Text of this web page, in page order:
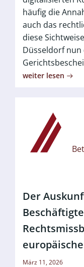
häufig die
auch das
diese
Düsseldorf
weiter lesen
Der
März 11, 2026